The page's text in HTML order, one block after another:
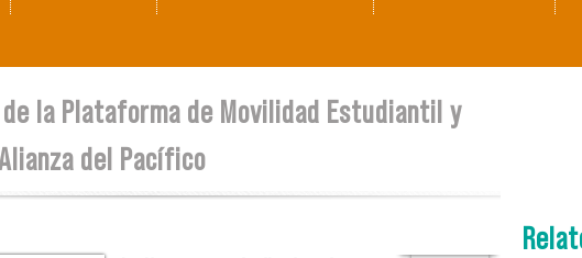
de la Plataforma de Movilidad Estudiantil y
del Pacífico